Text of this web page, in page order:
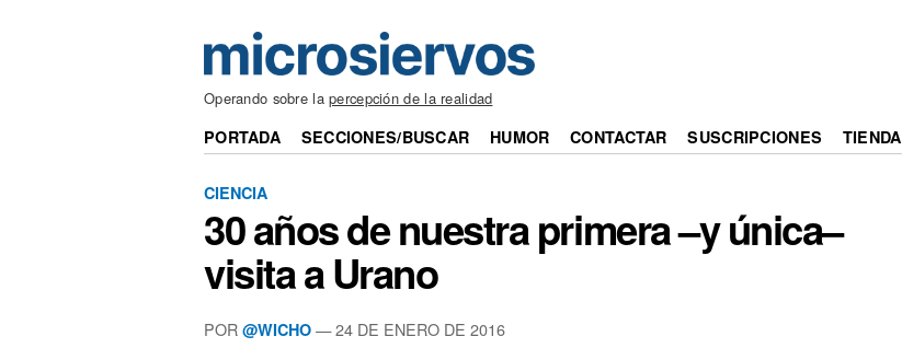
Operando sobre lapercepción de la realidad
PORTADA SECCIONES/BUSCAR HUMOR CONTACTAR SUSCRIPCIONES TIENDA
CIENCIA
30 años de nuestra primera –y única–
visita a Urano
POR @WICHO — 24 DE ENERO DE 2016